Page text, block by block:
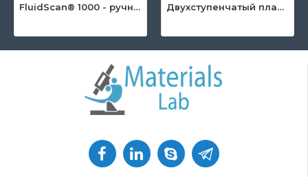
FluidScan® 1000 - ручной инфракрасный анализатор масла Двухступенчатый пластинчато-роторный насос серии DuoLine™